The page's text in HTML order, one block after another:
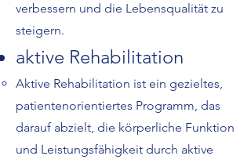
verbessern und die Lebensqualität zu
steigern.
aktive Rehabilitation
​Aktive Rehabilitation ist ein gezieltes,
patientenorientiertes Programm, das
darauf abzielt, die körperliche Funktion
und Leistungsfähigkeit durch aktive